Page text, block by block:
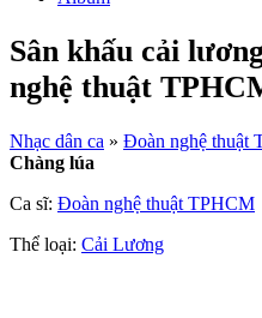
Sân khấu cải
nghệ thuật
Nhạc dân ca » Đoàn nghệ thuật
Chàng lúa
Ca sĩ: Đoàn nghệ thuật TPHCM
Thể loại: Cải Lương